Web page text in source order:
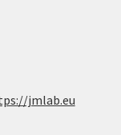
jmlab.eu